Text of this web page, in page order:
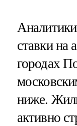
ставки на
городах
ниже.
активно